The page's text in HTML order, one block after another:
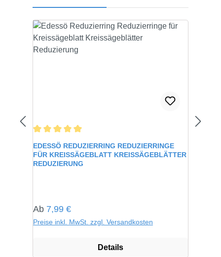
Durchschnittliche Bewertung von 5 von 5 Sternen
EDESSÖ REDUZIERRING REDUZIERRINGE
FÜR KREISSÄGEBLATT KREISSÄGEBLÄTTER
REDUZIERUNG
Regulärer Preis:
Ab 7,99 €
Preise inkl. MwSt. zzgl. Versandkosten
Details